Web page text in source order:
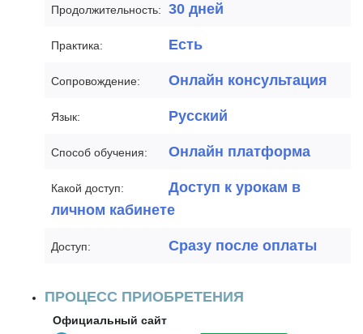
Продолжительность: 30 дней
Практика: Есть
Сопровождение: Онлайн консультация
Язык: Русский
Способ обучения: Онлайн платформа
Какой доступ:
Доступ к урокам в
личном кабинете
Доступ: Сразу после оплаты
ПРОЦЕСС ПРИОБРЕТЕНИЯ
Официальный сайт